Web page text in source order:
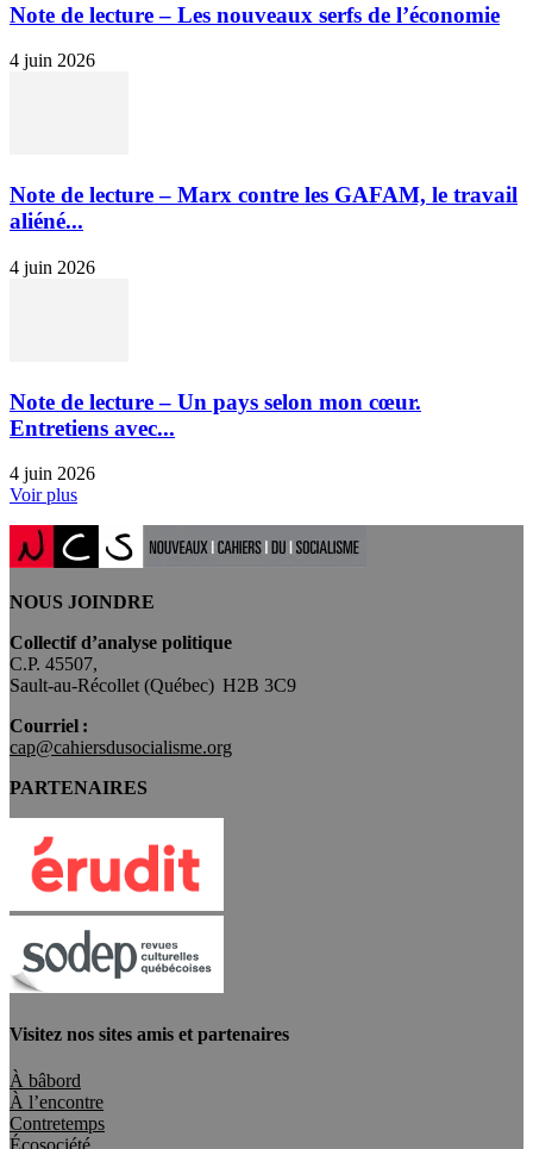
Note de lecture – Les nouveaux serfs de l’économie
4 juin 2026
Note de lecture – Marx contre les GAFAM, le travail
aliéné...
4 juin 2026
Note de lecture – Un pays selon mon cœur.
Entretiens avec...
4 juin 2026
Voir plus
NOUS JOINDRE
Collectif d’analyse politique
C.P. 45507,
Sault-au-Récollet (Québec) H2B 3C9
Courriel :
cap@cahiersdusocialisme.org
PARTENAIRES
Visitez nos sites amis et partenaires
À bâbord
À l’encontre
Contretemps
Écosociété